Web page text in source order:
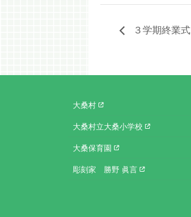
３学期終業式
大桑村
大桑村立大桑小学校
大桑保育園
彫刻家 勝野 眞言